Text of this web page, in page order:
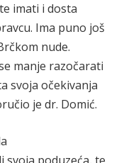
imati i dosta
Ima puno još
nude.
manje razočarati
svoja očekivanja
je dr. Domić.